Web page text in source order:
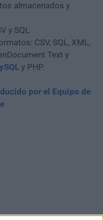
almacenados y
y SQL
CSV, SQL, XML,
Text y
y PHP.
por el Equipo de